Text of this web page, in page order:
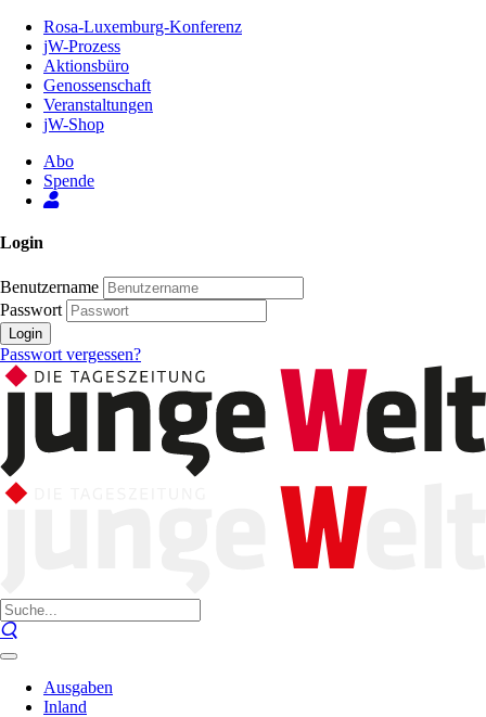
Inhalt
Seite
Rosa-Luxemburg-Konferenz
jW-Prozess
Aktionsbüro
Genossenschaft
Veranstaltungen
jW-Shop
Abo
Spende
Login
Benutzername
Passwort
Login
Passwort vergessen?
Ausgaben
Inland